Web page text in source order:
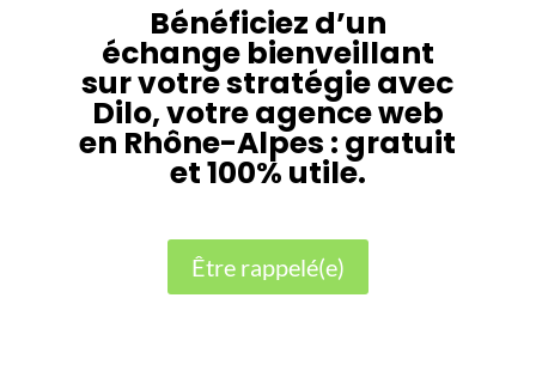
Bénéficiez d’un
échange bienveillant
sur votre stratégie avec
Dilo, votre agence web
en Rhône-Alpes : gratuit
et 100% utile.
Être rappelé(e)